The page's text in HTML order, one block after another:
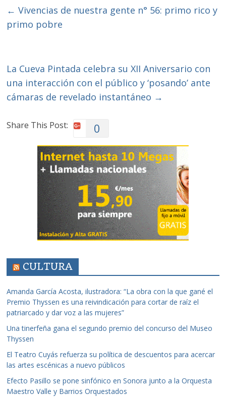
← Vivencias de nuestra gente n° 56: primo rico y
primo pobre
La Cueva Pintada celebra su XII Aniversario con
una interacción con el público y ‘posando’ ante
cámaras de revelado instantáneo →
Share This Post: 0
CULTURA
Amanda García Acosta, ilustradora: “La obra con la que gané el
Premio Thyssen es una reivindicación para cortar de raíz el
patriarcado y dar voz a las mujeres”
Una tinerfeña gana el segundo premio del concurso del Museo
Thyssen
El Teatro Cuyás refuerza su política de descuentos para acercar
las artes escénicas a nuevo públicos
Efecto Pasillo se pone sinfónico en Sonora junto a la Orquesta
Maestro Valle y Barrios Orquestados